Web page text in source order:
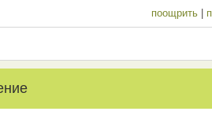
поощрить